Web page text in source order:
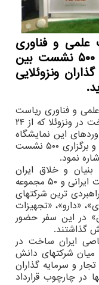
علمی و فناوری
ریاست جمهوری اعلام نمود که ۵۰۰ نشست بین
ونزوئلایی
و فناوری ریاست
جمهوری، نمایشگاه اختصاصی ایران ساخت در ونزوئلا که از ۲۴
این نمایشگاه
میتوان به امضای ۴۸ تفاهمنامه همکاری و برگزاری ۵۰۰ نشست
نمود.
و خلاق ایران
ساخت اختصاص دارد، با حضور ۸۲ شرکت ایرانی و ۵۰ مجموعه
ترین شرکتهای
«دارو»، «تجهیزات
در این سفر حضور
گذاشتند.
ایران ساخت در
میان شرکتهای دانش
و سرمایه گذاران
در چارچوب قرارداد